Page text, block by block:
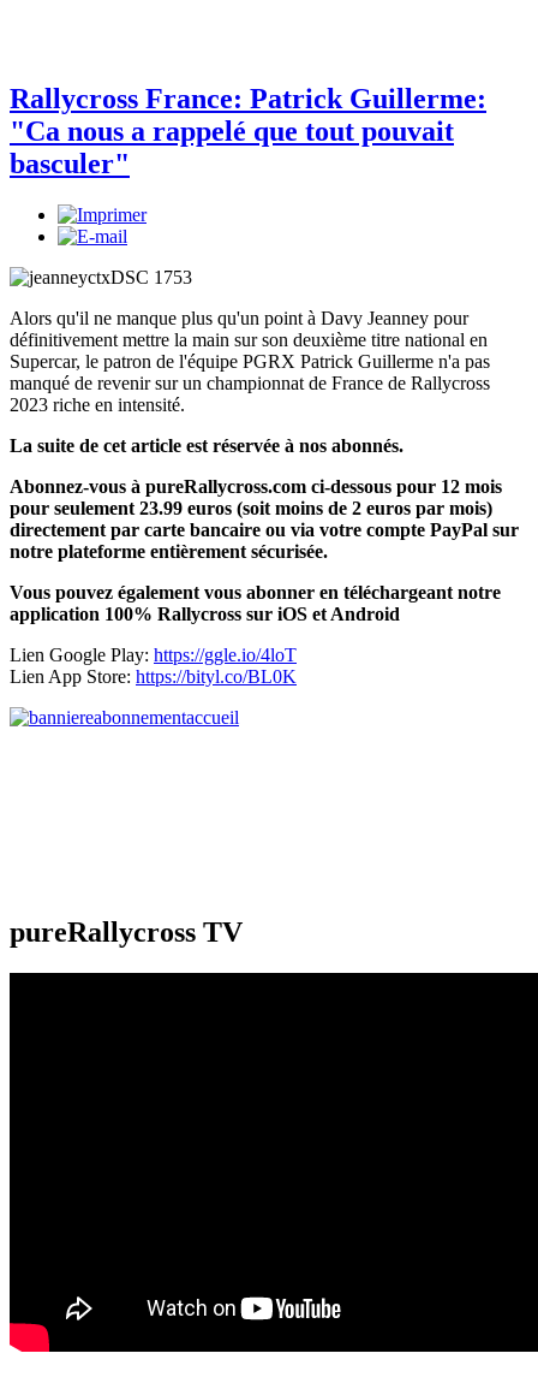
Rallycross France: Patrick Guillerme:
"Ca nous a rappelé que tout pouvait
basculer"
Alors qu'il ne manque plus qu'un point à Davy Jeanney pour
définitivement mettre la main sur son deuxième titre national en
Supercar, le patron de l'équipe PGRX Patrick Guillerme n'a pas
manqué de revenir sur un championnat de France de Rallycross
2023 riche en intensité.
La suite de cet article est réservée à nos abonnés.
Abonnez-vous à pureRallycross.com ci-dessous pour 12 mois
pour seulement 23.99 euros (soit moins de 2 euros par mois)
directement par carte bancaire ou via votre compte PayPal sur
notre plateforme entièrement sécurisée.
Vous pouvez également vous abonner en téléchargeant notre
application 100% Rallycross sur iOS et Android
Lien Google Play: https://ggle.io/4loT
Lien App Store: https://bityl.co/BL0K
pureRallycross TV